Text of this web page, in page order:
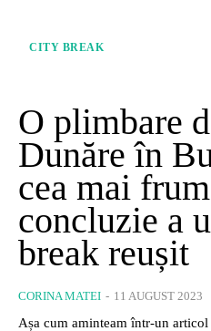
CITY BREAK
O plimbare
Dunăre în
cea mai
concluzie a
break reușit
CORINA MATEI - 11 AUGUST 2023
Așa cum aminteam într-un